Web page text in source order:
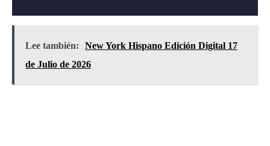
Lee también:
New York Hispano Edición Digital 17
de Julio de 2026